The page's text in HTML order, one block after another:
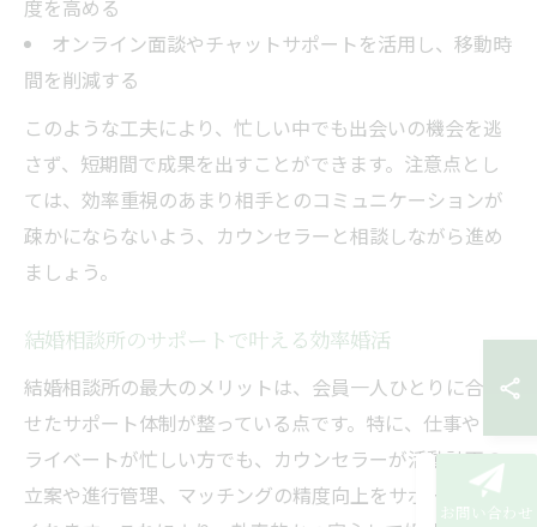
度を高める
オンライン面談やチャットサポートを活用し、移動時
間を削減する
このような工夫により、忙しい中でも出会いの機会を逃
さず、短期間で成果を出すことができます。注意点とし
ては、効率重視のあまり相手とのコミュニケーションが
疎かにならないよう、カウンセラーと相談しながら進め
ましょう。
結婚相談所のサポートで叶える効率婚活
結婚相談所の最大のメリットは、会員一人ひとりに合わ
せたサポート体制が整っている点です。特に、仕事やプ
ライベートが忙しい方でも、カウンセラーが活動計画の
立案や進行管理、マッチングの精度向上をサポートして
お問い合わせ